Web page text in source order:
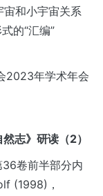
宙和小宇宙关系
的“汇编”
2023年学术年会
然志》研读（2）
卷前半部分内
(1998)，